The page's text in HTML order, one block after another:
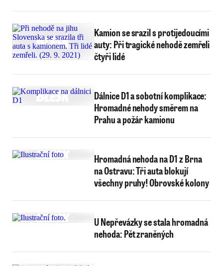
Kamion se srazil s protijedoucími
auty: Při tragické nehodě zemřeli
čtyři lidé
Dálnice D1 a sobotní komplikace:
Hromadné nehody směrem na
Prahu a požár kamionu
Hromadná nehoda na D1 z Brna
na Ostravu: Tři auta blokují
všechny pruhy! Obrovské kolony
U Nepřevázky se stala hromadná
nehoda: Pět zraněných